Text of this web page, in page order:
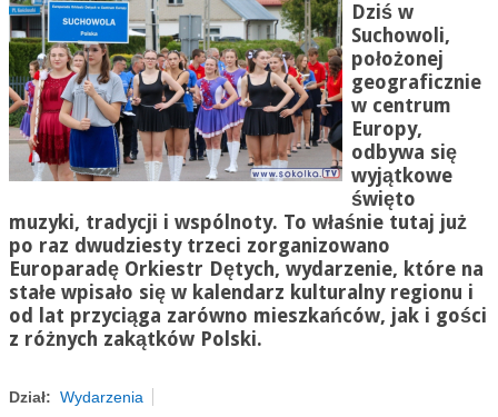
Dziś w
Suchowoli,
położonej
geograficznie
w centrum
Europy,
odbywa się
wyjątkowe
święto
muzyki, tradycji i wspólnoty. To właśnie tutaj już
po raz dwudziesty trzeci zorganizowano
Europaradę Orkiestr Dętych, wydarzenie, które na
stałe wpisało się w kalendarz kulturalny regionu i
od lat przyciąga zarówno mieszkańców, jak i gości
z różnych zakątków Polski.
Dział: Wydarzenia